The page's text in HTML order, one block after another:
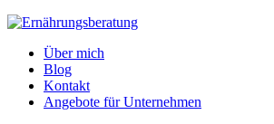
Über mich
Blog
Kontakt
Angebote für Unternehmen